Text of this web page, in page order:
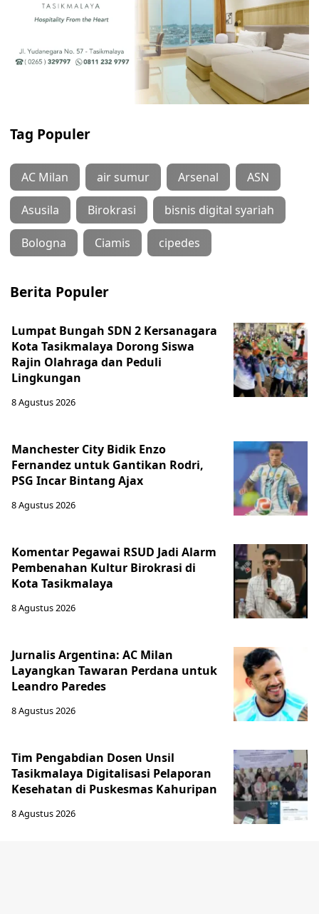
Tag Populer
AC Milan air sumur Arsenal ASN
Asusila Birokrasi bisnis digital syariah
Bologna Ciamis cipedes
Berita Populer
Lumpat Bungah SDN 2 Kersanagara
Kota Tasikmalaya Dorong Siswa
Rajin Olahraga dan Peduli
Lingkungan
8 Agustus 2026
Manchester City Bidik Enzo
Fernandez untuk Gantikan Rodri,
PSG Incar Bintang Ajax
8 Agustus 2026
Komentar Pegawai RSUD Jadi Alarm
Pembenahan Kultur Birokrasi di
Kota Tasikmalaya
8 Agustus 2026
Jurnalis Argentina: AC Milan
Layangkan Tawaran Perdana untuk
Leandro Paredes
8 Agustus 2026
Tim Pengabdian Dosen Unsil
Tasikmalaya Digitalisasi Pelaporan
Kesehatan di Puskesmas Kahuripan
8 Agustus 2026